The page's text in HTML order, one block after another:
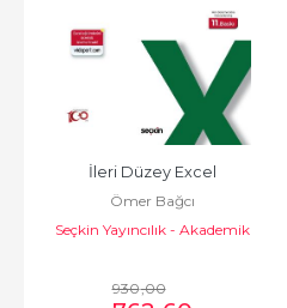
İleri Düzey Excel
Ömer Bağcı
Seçkin Yayıncılık - Akademik
930,00